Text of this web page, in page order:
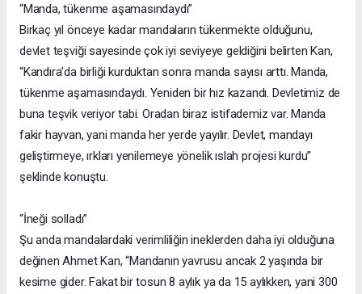
“Manda, tükenme aşamasındaydı”
Birkaç yıl önceye kadar mandaların tükenmekte olduğunu,
devlet teşviği sayesinde çok iyi seviyeye geldiğini belirten Kan,
“Kandıra’da birliği kurduktan sonra manda sayısı arttı. Manda,
tükenme aşamasındaydı. Yeniden bir hız kazandı. Devletimiz de
buna teşvik veriyor tabi. Oradan biraz istifademiz var. Manda
fakir hayvan, yani manda her yerde yayılır. Devlet, mandayı
geliştirmeye, ırkları yenilemeye yönelik ıslah projesi kurdu”
şeklinde konuştu.
“İneği solladı”
Şu anda mandalardaki verimliliğin ineklerden daha iyi olduğuna
değinen Ahmet Kan, “Mandanın yavrusu ancak 2 yaşında bir
kesime gider. Fakat bir tosun 8 aylık ya da 15 aylıkken, yani 300